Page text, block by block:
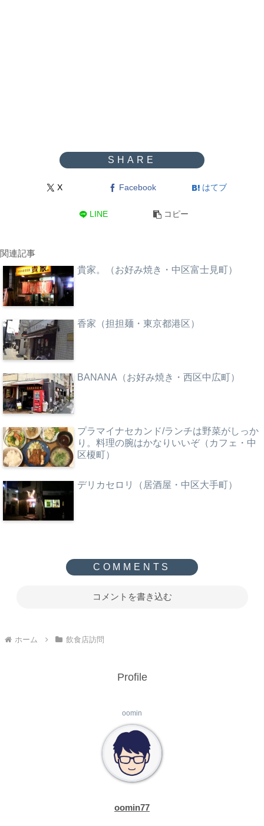
X Facebook はてブ
LINE コピー
関連記事
貴家。（お好み焼き・中区富士見町）
香家（担担麺・東京都港区）
BANANA（お好み焼き・西区中広町）
プラマイナセカンド/ランチは野菜がしっか
り。料理の腕はかなりいいぞ（カフェ・中
区榎町）
デリカセロリ（居酒屋・中区大手町）
コメントを書き込む
ホーム 飲食店訪問
Profile
oomin
oomin77